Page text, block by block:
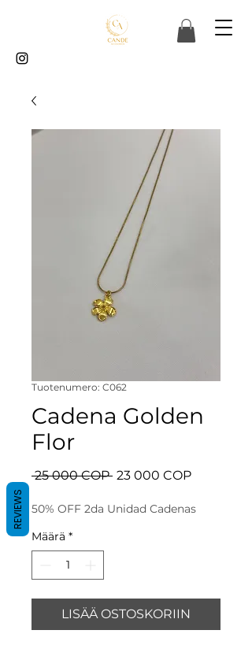
Tuotenumero: C062
Cadena Golden
Flor
25 000 COP Normaali
23 000 COPAlehinta
50% OFF 2da Unidad Cadenas
Määrä *
LISÄÄ OSTOSKORIIN
REVIEWS